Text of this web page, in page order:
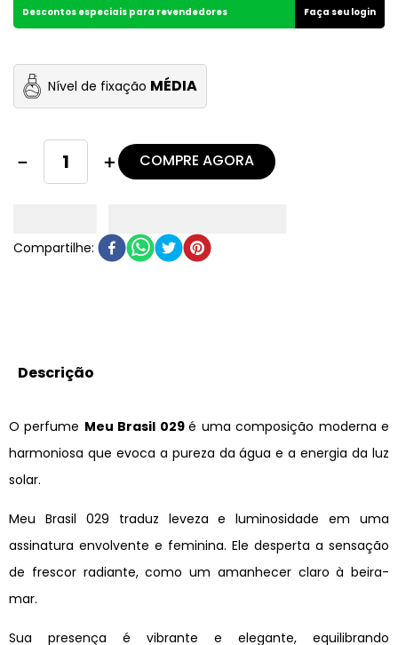
Descontos especiais para revendedores Faça seu login
Nível de fixação MÉDIA
＋
－ COMPRE AGORA
Descrição
O perfume Meu Brasil 029é uma composição moderna e
harmoniosa que evoca a pureza da água e a energia da luz
solar.
Meu Brasil 029 traduz leveza e luminosidade em uma
assinatura envolvente e feminina. Ele desperta a sensação
de frescor radiante, como um amanhecer claro à beira-
mar.
Sua presença é vibrante e elegante, equilibrando